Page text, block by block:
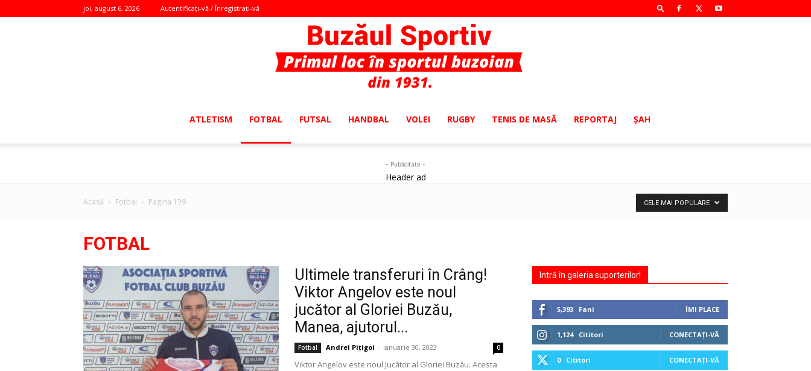
joi, august 6, 2026 Autentificați-vă / Înregistrați-vă
ATLETISM FOTBAL FUTSAL HANDBAL VOLEI RUGBY TENIS DE MASĂ REPORTAJ ŞAH
- Publicitate -
Header ad
Acasă Fotbal Pagina 139 CELE MAI POPULARE
FOTBAL
Ultimele transferuri în Crâng!
Viktor Angelov este noul
jucător al Gloriei Buzău,
Manea, ajutorul...
Fotbal Andrei Pițigoi - ianuarie 30, 2023 0
Viktor Angelov este noul jucător al Gloriei Buzău. Acesta
Intră în galeria suporterilor!
5,393 Fani ÎMI PLACE
1,124 Cititori CONECTAȚI-VĂ
0 Cititori CONECTAȚI-VĂ